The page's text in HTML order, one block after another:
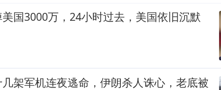
国3000万，24小时过去，美国依旧沉默
架军机连夜逃命，伊朗杀人诛心，老底被